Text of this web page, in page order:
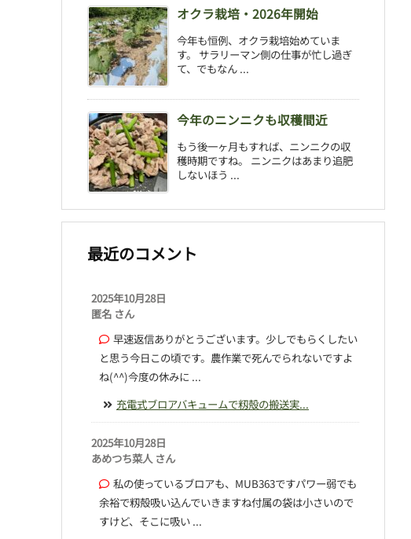
オクラ栽培・2026年開始
今年も恒例、オクラ栽培始めていま
す。 サラリーマン側の仕事が忙し過ぎ
て、でもなん ...
今年のニンニクも収穫間近
もう後一ヶ月もすれば、ニンニクの収
穫時期ですね。 ニンニクはあまり追肥
しないほう ...
最近のコメント
2025年10月28日
匿名 さん
早速返信ありがとうございます。少しでもらくしたい
と思う今日この頃です。農作業で死んでられないですよ
ね(^^)今度の休みに ...
充電式ブロアバキュームで籾殻の搬送実...
2025年10月28日
あめつち菜人 さん
私の使っているブロアも、MUB363ですパワー弱でも
余裕で籾殻吸い込んでいきますね付属の袋は小さいので
すけど、そこに吸い ...